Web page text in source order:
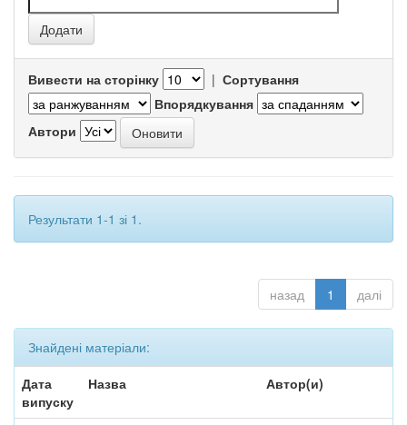
Вивести на сторінку | Сортування
Впорядкування
Автори
Результати 1-1 зі 1.
назад 1 далі
Знайдені матеріали:
Дата
випуску
Назва Автор(и)